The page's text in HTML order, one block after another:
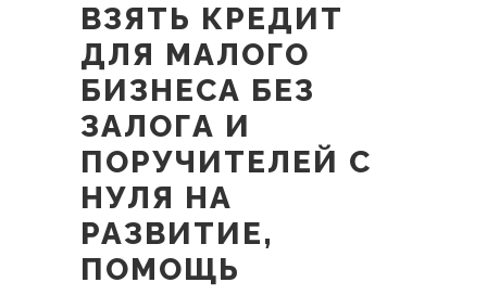
ВЗЯТЬ КРЕДИТ
ДЛЯ МАЛОГО
БИЗНЕСА БЕЗ
ЗАЛОГА И
ПОРУЧИТЕЛЕЙ С
НУЛЯ НА
РАЗВИТИЕ,
ПОМОЩЬ